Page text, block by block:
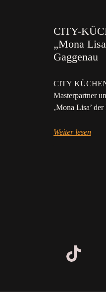
CITY-
„Mona
Gaggenau
CITY
Masterpartner
‚Mona Lisa’
Weiter lesen